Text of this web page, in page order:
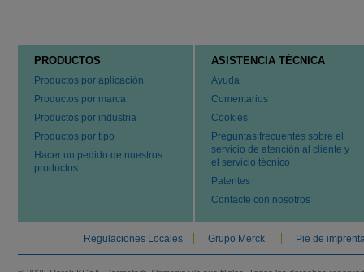
PRODUCTOS
Productos por aplicación
Productos por marca
Productos por industria
Productos por tipo
Hacer un pedido de nuestros
productos
ASISTENCIA TÉCNICA
Ayuda
Comentarios
Cookies
Preguntas frecuentes sobre el
servicio de atención al cliente y
el servicio técnico
Patentes
Contacte con nosotros
Regulaciones Locales Grupo Merck Pie de